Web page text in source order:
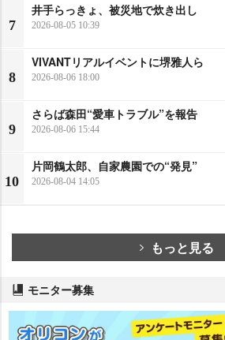
7
井手らっきょ、被災地で炊き出し
2026-08-05 10:39
8
VIVANTリアルイベントに堺雅人ら
2026-08-06 18:00
9
さらば森田“愛車トラブル”を報告
2026-08-06 15:44
10
片岡鶴太郎、自家農園での“発見”
2026-08-04 14:05
もっと見る
モニター募集